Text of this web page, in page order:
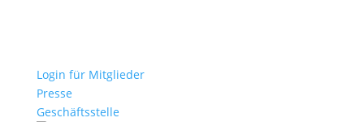
Login für Mitglieder
Presse
Geschäftsstelle